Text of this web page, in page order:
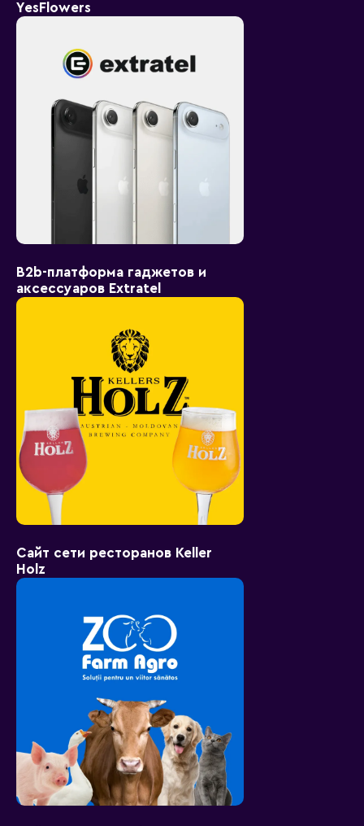
YesFlowers
B2b-платформа гаджетов и
аксессуаров Extratel
Сайт сети ресторанов Keller
Holz